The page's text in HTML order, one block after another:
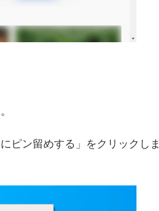
ピン留めする」をクリックしま